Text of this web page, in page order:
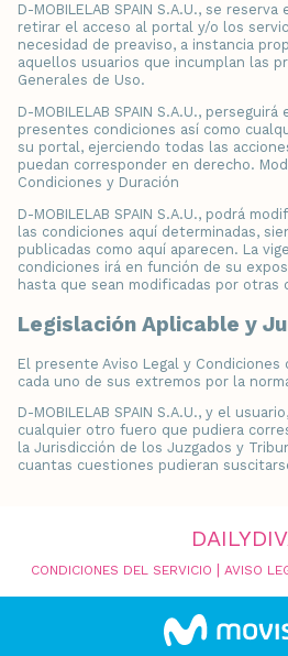
D-MOBILELAB SPAIN S.A.U., se
retirar el acceso al portal y/o los
necesidad de preaviso, a instancia
aquellos usuarios que incumplan las
Generales de Uso.
D-MOBILELAB SPAIN S.A.U.,
presentes condiciones así como
su portal, ejerciendo todas las
puedan corresponder en derecho.
Condiciones y Duración
D-MOBILELAB SPAIN S.A.U., podrá
las condiciones aquí determinadas,
publicadas como aquí aparecen. La
condiciones irá en función de su
hasta que sean modificadas por otras
Legislación Aplicable y
El presente Aviso Legal y
cada uno de sus extremos por la
D-MOBILELAB SPAIN S.A.U., y el
cualquier otro fuero que pudiera
la Jurisdicción de los Juzgados y
cuantas cuestiones pudieran
CONDICIONES DEL SERVICIO AVISO